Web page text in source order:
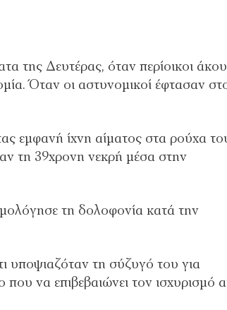
της Δευτέρας, όταν περίοικοι
Όταν οι αστυνομικοί έφτασαν
εμφανή ίχνη αίματος στα ρούχα
τη 39χρονη νεκρή μέσα στην
τη δολοφονία κατά την
υποψιαζόταν τη σύζυγό του για
που να επιβεβαιώνει τον ισχυρισμό